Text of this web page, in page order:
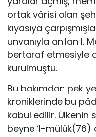
ortak vârisi olan
kıyasıya
unvanıyla anılan I.
bertaraf etmesiyle
kurulmuştu.
Bu bakımdan pek
kroniklerinde bu
kabul edilir. Ülkenin
beyne ‘l-mülûk(76)